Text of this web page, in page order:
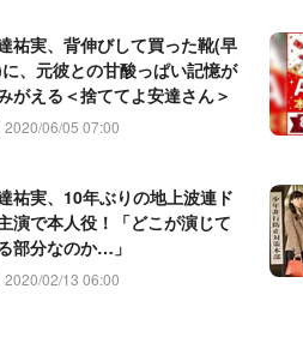
祐実、背伸びして買った靴(早
、元彼との甘酸っぱい記憶が
がえる＜捨ててよ安達さん＞
2020/06/05 07:00
祐実、10年ぶりの地上波連ド
演で本人役！「どこが演じて
部分なのか…」
2020/02/13 06:00